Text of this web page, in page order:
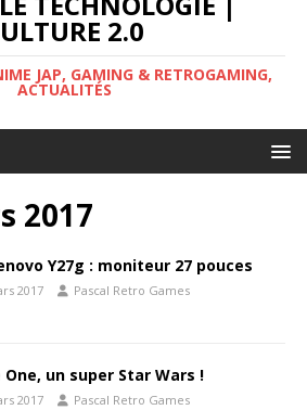
2.0
JAP, GAMING & RETROGAMING,
ACTUALITÉS
2017
Y27g : moniteur 27 pouces
2017 Pascal Retro Games
One, un super Star Wars !
2017 Pascal Retro Games